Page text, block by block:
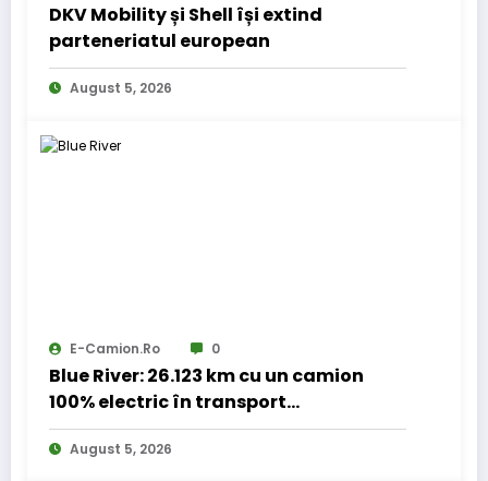
DKV Mobility și Shell își extind
parteneriatul european
August 5, 2026
E-Camion.ro 0
Blue River: 26.123 km cu un camion
100% electric în transport
internațional
August 5, 2026